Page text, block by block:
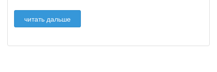
читать дальше